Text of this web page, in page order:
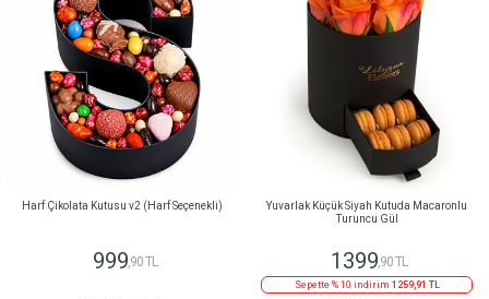
Harf Çikolata Kutusu v2 (Harf Seçenekli)
999,90 TL
Yuvarlak Küçük Siyah Kutuda Macaronlu
Turuncu Gül
1399,90 TL
Sepette % 10 indirim 1259,91 TL